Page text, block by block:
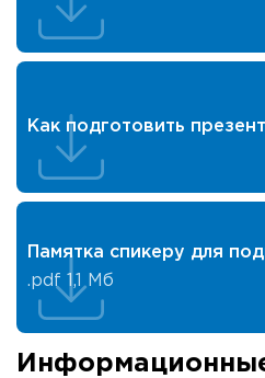
Как подготовить
Памятка спикеру для
.pdf
1,1 Мб